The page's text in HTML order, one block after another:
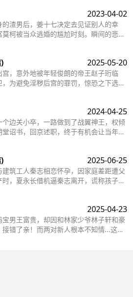
五大豪门。为找父亲，他提升实力，婚
2023-04-02
渣男后，姜十七决定去见证别人的幸
柯被当众逃婚的尴尬时刻。瞬间的悲愤
勇为，上台演着戏嫁给了莫柯。但姜十
还让她闯进了莫柯的心里。事后，莫柯
了空降的老板，开始了自己的茫茫追妻
2025-05-20
，意外地被年轻俊朗的帝王赵子珩临
为避免淫秽后宫的罪罚，惊恐之下选择
凤胎现身宫廷百子宴，却被亲族羞辱和
狠打了那些人的脸！
2024-04-25
边关小卒，一路做到了战翼神王，权倾
诏书，回京述职，终于有机会让当年害
2025-06-25
筑工人秦志相恋怀孕，因家庭差距遭父
，夏永长借机逼秦志离开，谎称孩子夭
。秦志工地事故后失智，父女拾荒为
借护身符和鸡汤味道发现真相。夏永长
女，秦志苏醒，一家团圆，夏永长悔
志重归于好。
2025-04-23
男王富贵，却因和林家少爷林子轩和豪
错了亲！而两对新人根本不知情...这场